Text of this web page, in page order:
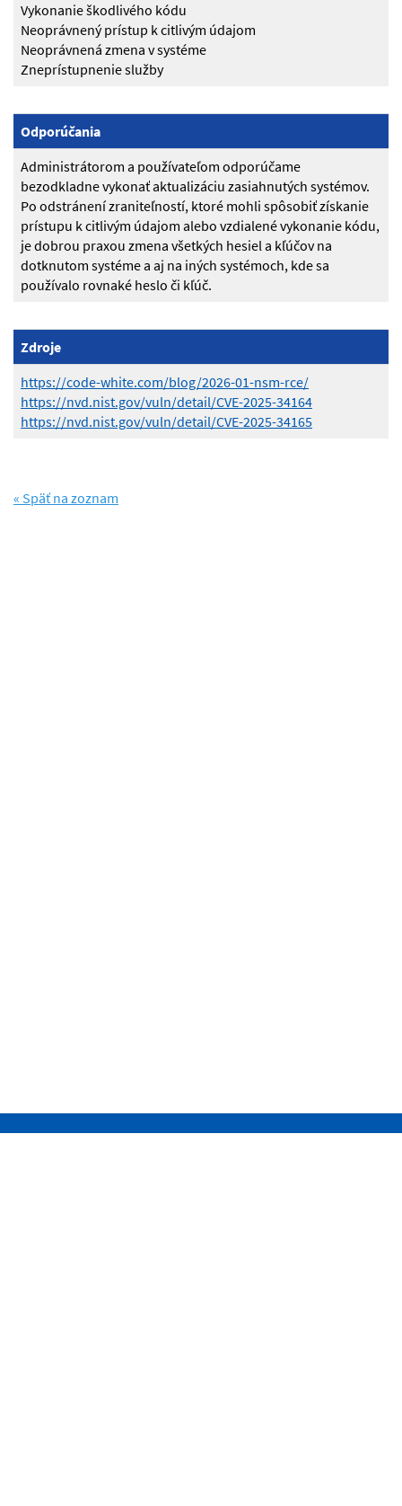
Vykonanie škodlivého kódu
Neoprávnený prístup k citlivým údajom
Neoprávnená zmena v systéme
Zneprístupnenie služby
Odporúčania
Administrátorom a používateľom odporúčame
bezodkladne vykonať aktualizáciu zasiahnutých systémov.
Po odstránení zraniteľností, ktoré mohli spôsobiť získanie
prístupu k citlivým údajom alebo vzdialené vykonanie kódu,
je dobrou praxou zmena všetkých hesiel a kľúčov na
dotknutom systéme a aj na iných systémoch, kde sa
používalo rovnaké heslo či kľúč.
Zdroje
https://code-white.com/blog/2026-01-nsm-rce/
https://nvd.nist.gov/vuln/detail/CVE-2025-34164
https://nvd.nist.gov/vuln/detail/CVE-2025-34165
« Späť na zoznam